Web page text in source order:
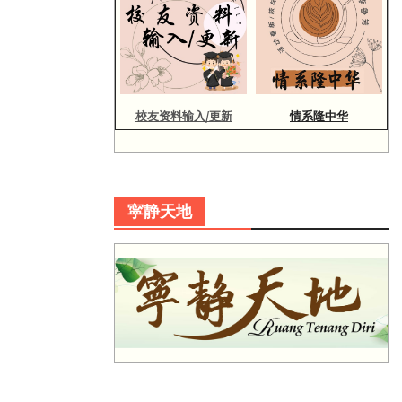
校友资料输入/更新 情系隆中华
寜静天地